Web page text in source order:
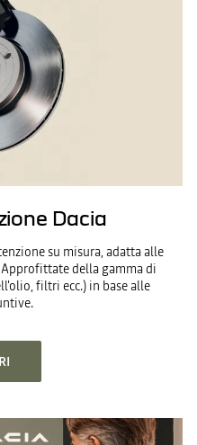
Dacia
su misura, adatta alle
della gamma di
filtri ecc.) in base alle